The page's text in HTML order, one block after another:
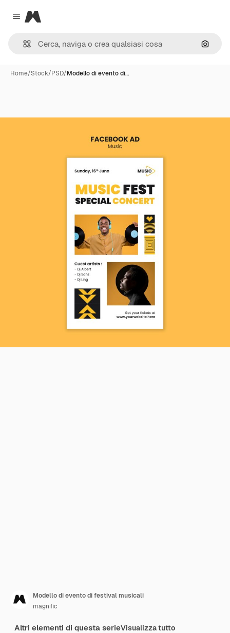
Close menu
Magnific
Cerca
Home/Stock/PSD/Modello di evento di…
Modello di evento di festival musicali
magnific
Altri elementi di questa serieVisualizza tutto